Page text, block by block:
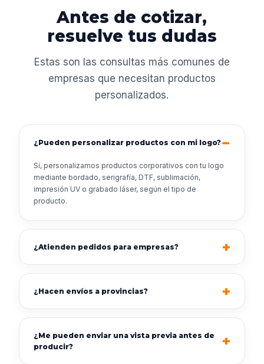
Antes de cotizar,
resuelve tus dudas
Estas son las consultas más comunes de
empresas que necesitan productos
personalizados.
¿Pueden personalizar productos con mi logo?
Sí, personalizamos productos corporativos con tu logo
mediante bordado, serigrafía, DTF, sublimación,
impresión UV o grabado láser, según el tipo de
producto.
¿Atienden pedidos para empresas?
¿Hacen envíos a provincias?
¿Me pueden enviar una vista previa antes de
producir?